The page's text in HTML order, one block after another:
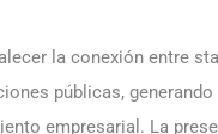
la conexión entre
públicas,
empresarial. La